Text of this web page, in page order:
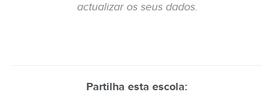
actualizar os seus dados.
Partilha esta escola: